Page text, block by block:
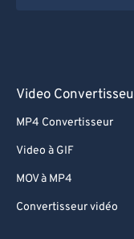
Video
MP4 Convertisseur
Video à GIF
MOV à MP4
Convertisseur vidéo